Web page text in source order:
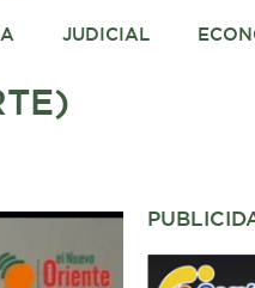
JUDICIAL